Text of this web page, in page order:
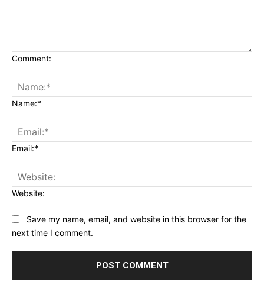
Comment:
Name:*
Email:*
Website:
Save my name, email, and website in this browser for the
next time I comment.